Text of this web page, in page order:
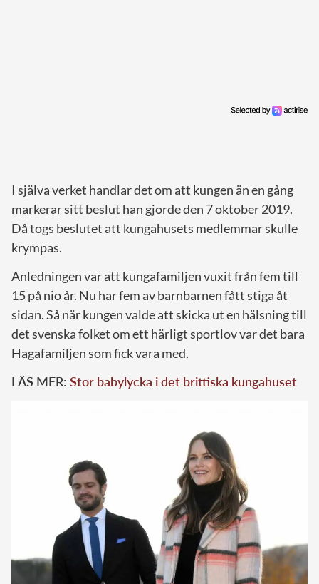
I själva verket handlar det om att kungen än en gång
markerar sitt beslut han gjorde den 7 oktober 2019.
Då togs beslutet att kungahusets medlemmar skulle
krympas.
Anledningen var att kungafamiljen vuxit från fem till
15 på nio år. Nu har fem av barnbarnen fått stiga åt
sidan. Så när kungen valde att skicka ut en hälsning till
det svenska folket om ett härligt sportlov var det bara
Hagafamiljen som fick vara med.
LÄS MER: Stor babylycka i det brittiska kungahuset